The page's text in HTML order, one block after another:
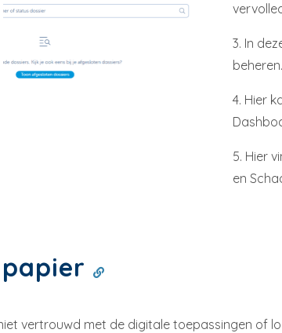
3. In
beheren.
4. Hier
5. Hier
en
vertrouwd met de digitale toepassingen of